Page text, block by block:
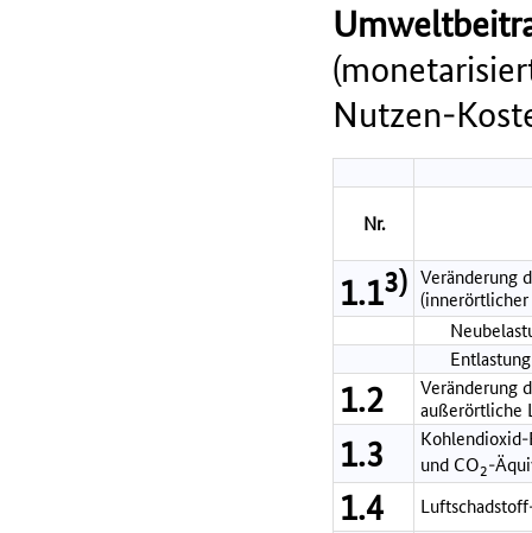
Nutzen-
Nr.
1.13) Veränderung
Entlastung
1.2
Veränderung
außerörtliche
1.3
und CO2-
1.4